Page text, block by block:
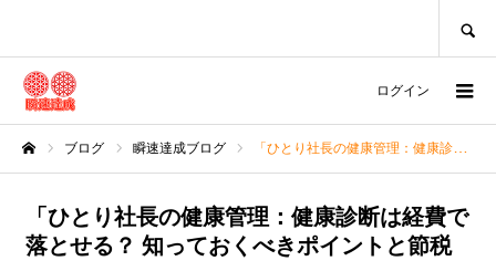
ログイン
ブログ 瞬速達成ブログ 「ひとり社長の健康管理：健康診断は経費で落とせる？ 知っておくべきポイントと節税のヒント」
「ひとり社長の健康管理：健康診断は経費で
落とせる？ 知っておくべきポイントと節税